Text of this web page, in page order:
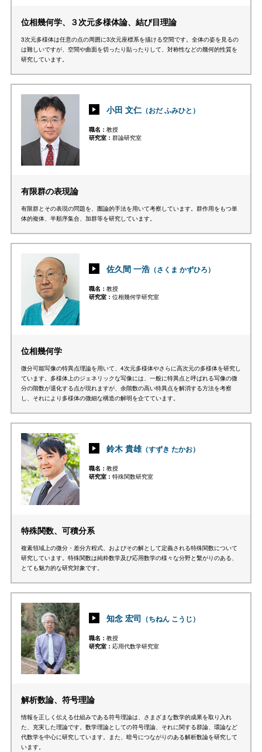
位相幾何学、３次元多様体論、結び目理論
3次元多様体は任意の点の周囲に3次元座標系を描ける空間です。全体の姿を見るの
は難しいですが、空間や曲面を切ったり貼ったりして、対称性などの幾何的性質を
研究しています。
小田 文仁（おだ ふみひと）
職名
教授
研究室
群論研究室
有限群の表現論
有限群とその表現の問題を、圏論的手法を用いて考察しています。群作用をもつ単
体的複体、半順序集合、加群等を研究しています。
佐久間 一浩（さくま かずひろ）
職名
教授
研究室
位相幾何学研究室
位相幾何学
微分可能写像の特異点理論を用いて、4次元多様体やさらに高次元の多様体を研究し
ています。多様体上のジェネリックな写像には、一般に特異点と呼ばれる写像の微
分の階数が退化する点が現れますが、余階数の高い特異点を解消する方法を考察
し、それにより多様体の微細な構造の解明を企てています。
鈴木 貴雄（すずき たかお）
職名
教授
研究室
特殊関数研究室
特殊関数、可積分系
複素領域上の微分・差分方程式、およびその解として定義される特殊関数について
研究しています。特殊関数は純粋数学及び応用数学の様々な分野と繫がりのある、
とても魅力的な研究対象です。
知念 宏司 （ちねん こうじ）
職名
教授
研究室
応用代数学研究室
解析数論、符号理論
情報を正しく伝える仕組みである符号理論は、さまざまな数学的成果を取り入れ
た、充実した理論です。数学理論としての符号理論、それに関する群論、環論など
代数学を中心に研究しています。また、暗号につながりのある解析数論を研究して
います。